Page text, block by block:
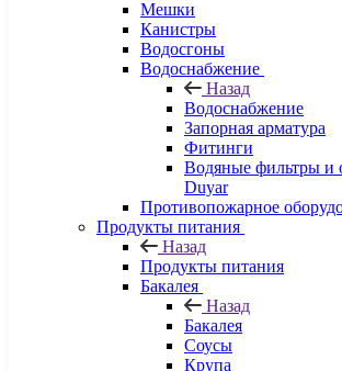
Мешки
Канистры
Водосгоны
Водоснабжение
Назад
Водоснабжение
Запорная арматура
Фитинги
Водяные фильтры и
Duyar
Противопожарное
Продукты питания
Назад
Продукты питания
Бакалея
Назад
Бакалея
Соусы
Крупа